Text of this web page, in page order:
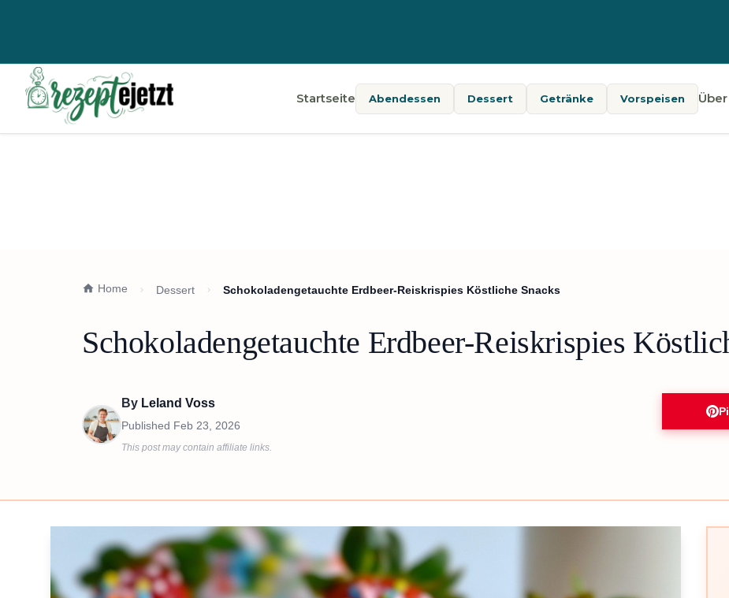
Startseite Abendessen Dessert Getränke Vorspeisen
Home Dessert Schokoladengetauchte Erdbeer-Reiskrispies Köstliche Snacks
Schokoladengetauchte Erdbeer-Reiskrispies
By Leland Voss
Published Feb 23, 2026
This post may contain affiliate links.